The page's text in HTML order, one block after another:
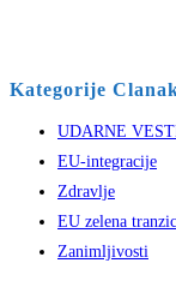
Kategorije
UDARNE
EU-integracije
Zdravlje
EU zelena
Zanimljivosti